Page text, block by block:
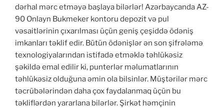
dərhal mərc etməyə başlaya bilərlər! Azərbaycanda AZ-
90 Onlayn Bukmeker kontoru depozit və pul
vəsaitlərinin çıxarılması üçün geniş çeşiddə ödəniş
imkanları təklif edir. Bütün ödənişlər ən son şifrələmə
texnologiyalarından istifadə etməklə təhlükəsiz
şəkildə emal edilir ki, punterlər məlumatlarının
təhlükəsiz olduğuna əmin ola bilsinlər. Müştərilər mərc
təcrübələrindən daha çox faydalanmaq üçün bu
təkliflərdən yararlana bilərlər. Şirkət həmçinin